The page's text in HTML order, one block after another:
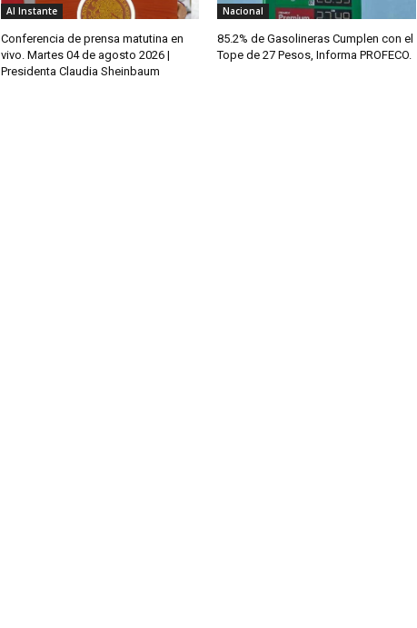
Al Instante
Conferencia de prensa matutina en
vivo. Martes 04 de agosto 2026 |
Presidenta Claudia Sheinbaum
Nacional
85.2% de Gasolineras Cumplen con el
Tope de 27 Pesos, Informa PROFECO.